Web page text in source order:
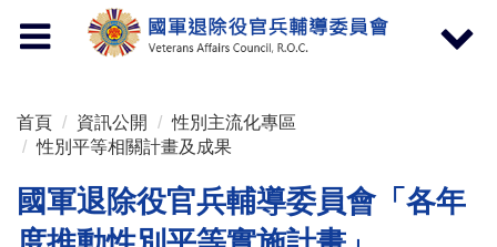
Toggle
navigation
Toggle
首頁 資訊公開
性別主流化專區
性別平等相關計畫及成果
國軍退除役官兵輔導委員會「各年